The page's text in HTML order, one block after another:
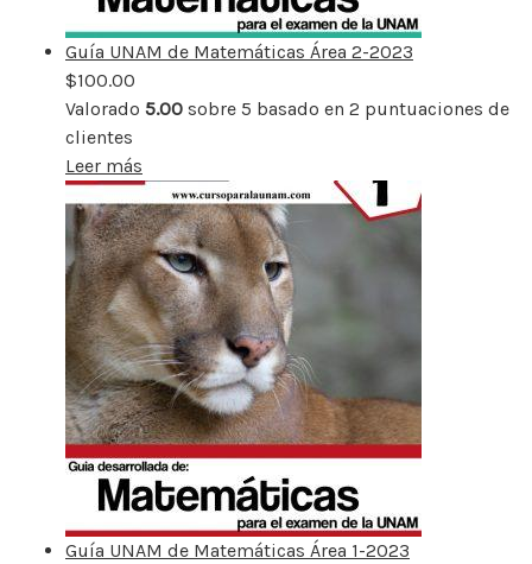
Guía UNAM de Matemáticas Área 2-2023
$100.00
Valorado 5.00 sobre 5 basado en 2 puntuaciones de
clientes
Leer más
Guía UNAM de Matemáticas Área 1-2023